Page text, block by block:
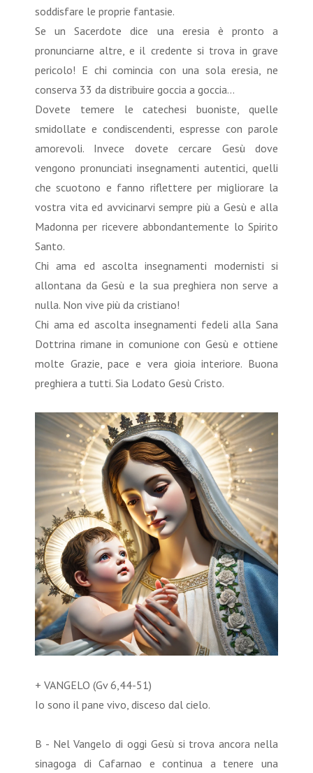
soddisfare le proprie fantasie.
Se un Sacerdote dice una eresia è pronto a
pronunciarne altre, e il credente si trova in grave
pericolo! E chi comincia con una sola eresia, ne
conserva 33 da distribuire goccia a goccia…
Dovete temere le catechesi buoniste, quelle
smidollate e condiscendenti, espresse con parole
amorevoli. Invece dovete cercare Gesù dove
vengono pronunciati insegnamenti autentici, quelli
che scuotono e fanno riflettere per migliorare la
vostra vita ed avvicinarvi sempre più a Gesù e alla
Madonna per ricevere abbondantemente lo Spirito
Santo.
Chi ama ed ascolta insegnamenti modernisti si
allontana da Gesù e la sua preghiera non serve a
nulla. Non vive più da cristiano!
Chi ama ed ascolta insegnamenti fedeli alla Sana
Dottrina rimane in comunione con Gesù e ottiene
molte Grazie, pace e vera gioia interiore. Buona
preghiera a tutti. Sia Lodato Gesù Cristo.
+ VANGELO (Gv 6,44-51)
Io sono il pane vivo, disceso dal cielo.
B - Nel Vangelo di oggi Gesù si trova ancora nella
sinagoga di Cafarnao e continua a tenere una